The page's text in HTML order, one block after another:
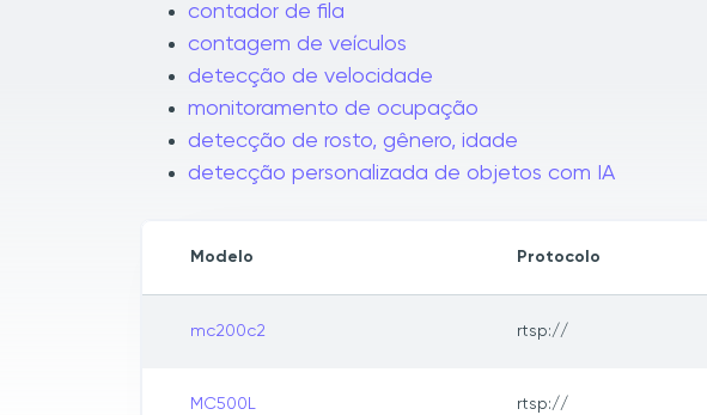
contador de fila
contagem de veículos
detecção de velocidade
monitoramento de ocupação
detecção de rosto, gênero, idade
detecção personalizada de objetos com IA
Modelo Protocolo
mc200c2 rtsp://
MC500L rtsp://